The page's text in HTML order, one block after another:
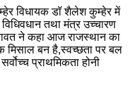
विधायक डॉ शैलेश कुम्हेर में
तथा मंत्र उच्चारण
ने कहा आज राजस्थान का
मिसाल बन है,स्वच्छता पर बल
प्राथमिकता होनी